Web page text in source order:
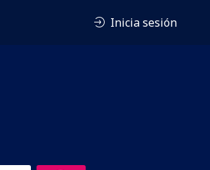
Inicia sesión